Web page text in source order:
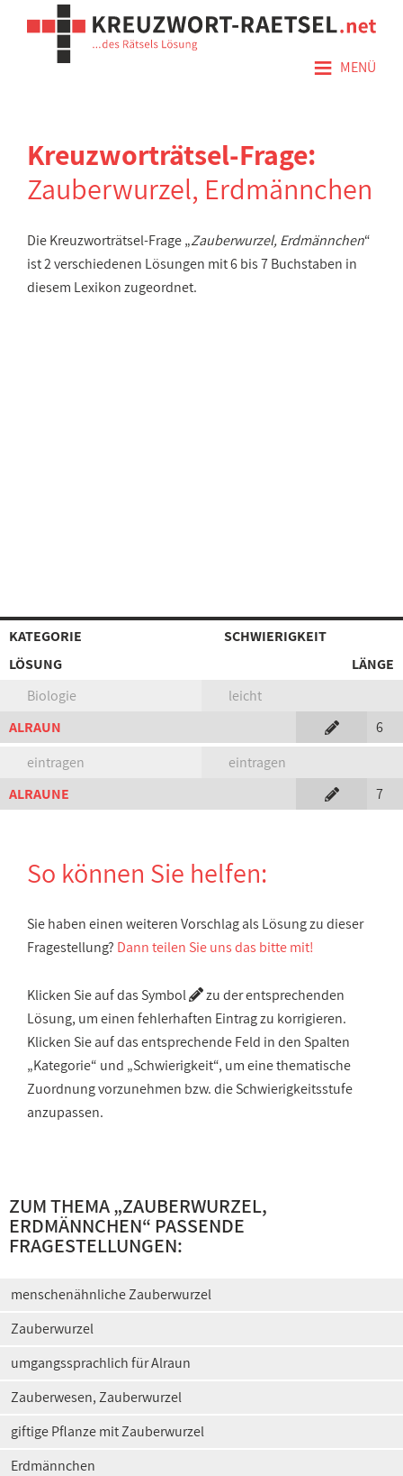
≡ MENÜ
Kreuzworträtsel-Frage:
Zauberwurzel, Erdmännchen
Die Kreuzworträtsel-Frage „Zauberwurzel, Erdmännchen“
ist 2 verschiedenen Lösungen mit 6 bis 7 Buchstaben in
diesem Lexikon zugeordnet.
KATEGORIE
SCHWIERIGKEIT
LÖSUNG
LÄNGE
Biologie
leicht
ALRAUN
6
eintragen
eintragen
ALRAUNE
7
So können Sie helfen:
Sie haben einen weiteren Vorschlag als Lösung zu dieser
Fragestellung? Dann teilen Sie uns das bitte mit!
Klicken Sie auf das Symbol
zu der entsprechenden
Lösung, um einen fehlerhaften Eintrag zu korrigieren.
Klicken Sie auf das entsprechende Feld in den Spalten
„Kategorie“ und „Schwierigkeit“, um eine thematische
Zuordnung vorzunehmen bzw. die Schwierigkeitsstufe
anzupassen.
ZUM THEMA „ZAUBERWURZEL,
ERDMÄNNCHEN“ PASSENDE
FRAGESTELLUNGEN:
menschenähnliche Zauberwurzel
Zauberwurzel
umgangssprachlich für Alraun
Zauberwesen, Zauberwurzel
giftige Pflanze mit Zauberwurzel
Erdmännchen